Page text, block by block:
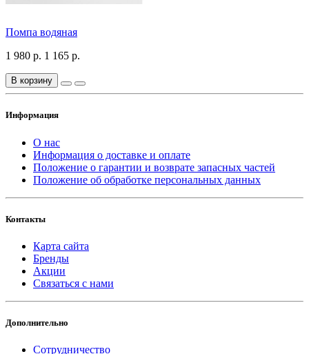
Помпа водяная
1 980 р. 1 165 р.
В корзину
Информация
О нас
Информация о доставке и оплате
Положение о гарантии и возврате запасных частей
Положение об обработке персональных данных
Контакты
Карта сайта
Бренды
Акции
Связаться с нами
Дополнительно
Сотрудничество